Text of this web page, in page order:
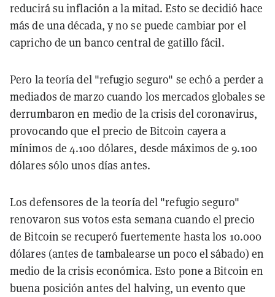
reducirá su inflación a la mitad. Esto se decidió hace
más de una década, y no se puede cambiar por el
capricho de un banco central de gatillo fácil.
Pero la teoría del "refugio seguro" se echó a perder a
mediados de marzo cuando los mercados globales se
derrumbaron en medio de la crisis del coronavirus,
provocando que el precio de Bitcoin cayera a
mínimos de 4.100 dólares, desde máximos de 9.100
dólares sólo unos días antes.
Los defensores de la teoría del "refugio seguro"
renovaron sus votos esta semana cuando el precio
de Bitcoin se recuperó fuertemente hasta los 10.000
dólares (antes de tambalearse un poco el sábado) en
medio de la crisis económica. Esto pone a Bitcoin en
buena posición antes del halving, un evento que